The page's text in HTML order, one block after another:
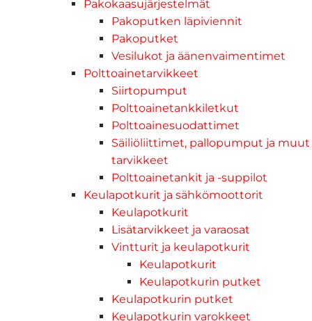
Pakokaasujärjestelmät
Pakoputken läpiviennit
Pakoputket
Vesilukot ja äänenvaimentimet
Polttoainetarvikkeet
Siirtopumput
Polttoainetankkiletkut
Polttoainesuodattimet
Säiliöliittimet, pallopumput ja muut
tarvikkeet
Polttoainetankit ja -suppilot
Keulapotkurit ja sähkömoottorit
Keulapotkurit
Lisätarvikkeet ja varaosat
Vintturit ja keulapotkurit
Keulapotkurit
Keulapotkurin putket
Keulapotkurin putket
Keulapotkurin varokkeet